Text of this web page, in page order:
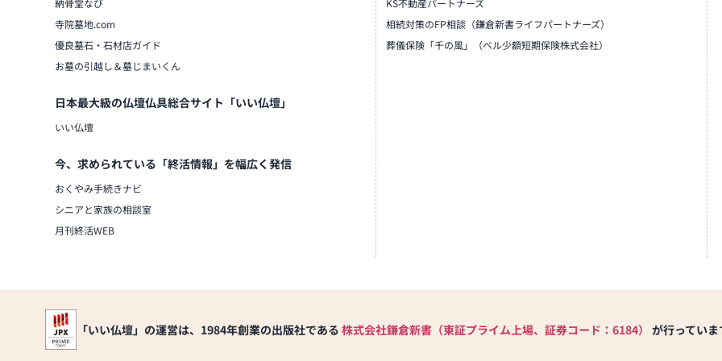
納骨堂なび
寺院墓地.com
優良墓石・石材店ガイド
お墓の引越し＆墓じまいくん
日本最大級の仏壇仏具総合サイト「いい仏壇」
いい仏壇
今、求められている「終活情報」を幅広く発信
おくやみ手続きナビ
シニアと家族の相談室
月刊終活WEB
KS不動産パートナーズ
相続対策のFP相談（鎌倉新書ライフパートナーズ）
葬儀保険「千の風」（ベル少額短期保険株式会社）
「いい仏壇」の運営は、1984年創業の出版社である 株式会社鎌倉新書（東証プライム上場、証券コード：6184） が行っていま